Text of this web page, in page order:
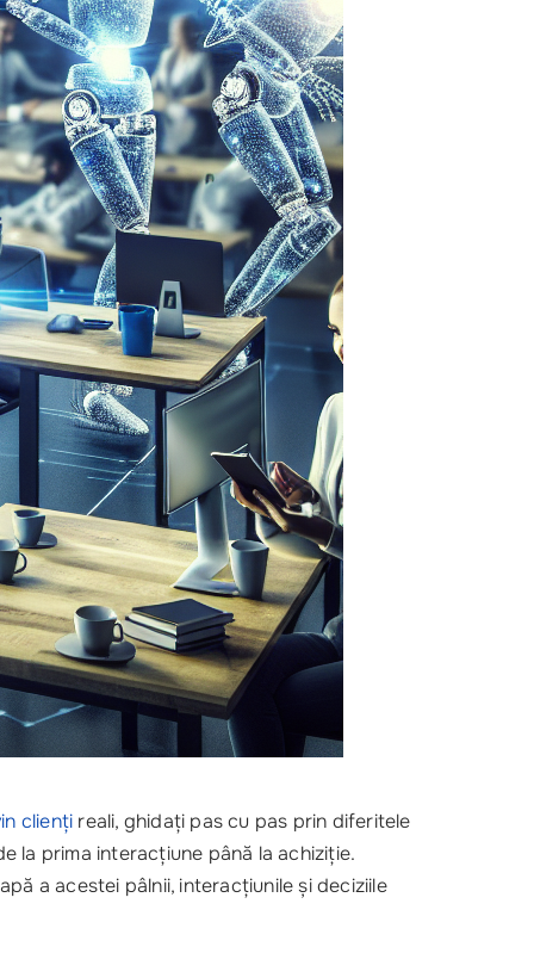
clienți reali, ghidați pas cu pas prin diferitele
la prima interacțiune până la achiziție.
a acestei pâlnii, interacțiunile și deciziile